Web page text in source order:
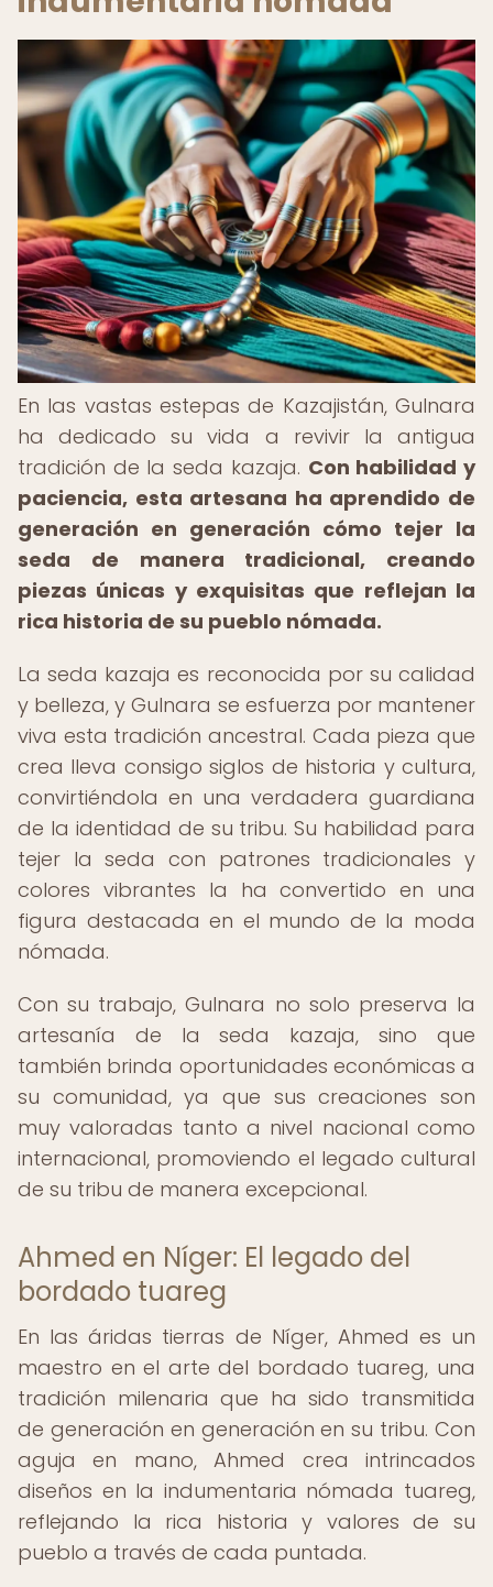
En las vastas estepas de Kazajistán, Gulnara
ha dedicado su vida a revivir la antigua
tradición de la seda kazaja. Con habilidad y
paciencia, esta artesana ha aprendido de
generación en generación cómo tejer la
seda de manera tradicional, creando
piezas únicas y exquisitas que reflejan la
rica historia de su pueblo nómada.
La seda kazaja es reconocida por su calidad
y belleza, y Gulnara se esfuerza por mantener
viva esta tradición ancestral. Cada pieza que
crea lleva consigo siglos de historia y cultura,
convirtiéndola en una verdadera guardiana
de la identidad de su tribu. Su habilidad para
tejer la seda con patrones tradicionales y
colores vibrantes la ha convertido en una
figura destacada en el mundo de la moda
nómada.
Con su trabajo, Gulnara no solo preserva la
artesanía de la seda kazaja, sino que
también brinda oportunidades económicas a
su comunidad, ya que sus creaciones son
muy valoradas tanto a nivel nacional como
internacional, promoviendo el legado cultural
de su tribu de manera excepcional.
Ahmed en Níger: El legado del
bordado tuareg
En las áridas tierras de Níger, Ahmed es un
maestro en el arte del bordado tuareg, una
tradición milenaria que ha sido transmitida
de generación en generación en su tribu. Con
aguja en mano, Ahmed crea intrincados
diseños en la indumentaria nómada tuareg,
reflejando la rica historia y valores de su
pueblo a través de cada puntada.